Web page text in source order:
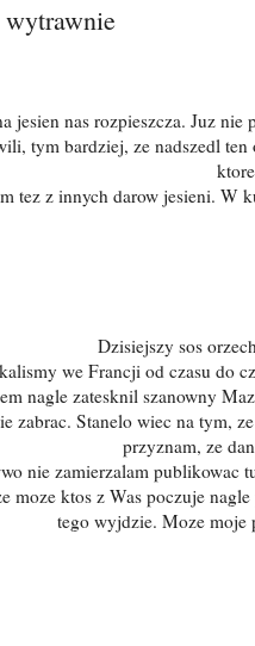
jesien nas rozpieszcza. Juz
tym bardziej, ze nadszedl
tez z innych darow jesieni. W
Dzisiejszy sos
we Francji od czasu do
nagle zatesknil szanowny
zabrac. Stanelo wiec na tym,
przyznam, ze
nie zamierzalam publikowac
moze ktos z Was poczuje
tego wyjdzie. Moze moje